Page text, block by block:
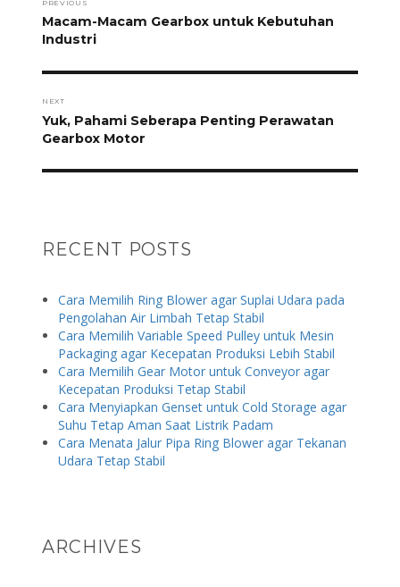
navigation
PREVIOUS
Previous
post:
Macam-Macam Gearbox untuk Kebutuhan
Industri
NEXT
Next
post:
Yuk, Pahami Seberapa Penting Perawatan
Gearbox Motor
RECENT POSTS
Cara Memilih Ring Blower agar Suplai Udara pada
Pengolahan Air Limbah Tetap Stabil
Cara Memilih Variable Speed Pulley untuk Mesin
Packaging agar Kecepatan Produksi Lebih Stabil
Cara Memilih Gear Motor untuk Conveyor agar
Kecepatan Produksi Tetap Stabil
Cara Menyiapkan Genset untuk Cold Storage agar
Suhu Tetap Aman Saat Listrik Padam
Cara Menata Jalur Pipa Ring Blower agar Tekanan
Udara Tetap Stabil
ARCHIVES